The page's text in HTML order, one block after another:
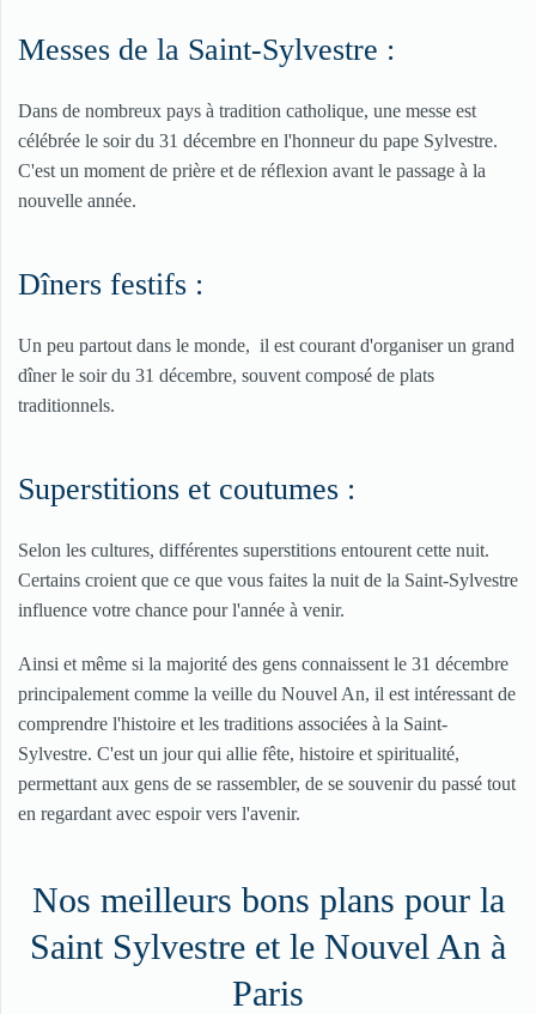
Messes de la Saint-Sylvestre :
Dans de nombreux pays à tradition catholique, une messe est
célébrée le soir du 31 décembre en l'honneur du pape Sylvestre.
C'est un moment de prière et de réflexion avant le passage à la
nouvelle année.
Dîners festifs :
Un peu partout dans le monde, il est courant d'organiser un grand
dîner le soir du 31 décembre, souvent composé de plats
traditionnels.
Superstitions et coutumes :
Selon les cultures, différentes superstitions entourent cette nuit.
Certains croient que ce que vous faites la nuit de la Saint-Sylvestre
influence votre chance pour l'année à venir.
Ainsi et même si la majorité des gens connaissent le 31 décembre
principalement comme la veille du Nouvel An, il est intéressant de
comprendre l'histoire et les traditions associées à la Saint-
Sylvestre. C'est un jour qui allie fête, histoire et spiritualité,
permettant aux gens de se rassembler, de se souvenir du passé tout
en regardant avec espoir vers l'avenir.
Nos meilleurs bons plans pour la
Saint Sylvestre et le Nouvel An à
Paris